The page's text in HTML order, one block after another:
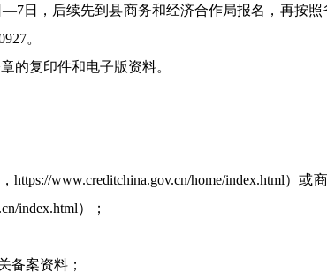
—7日，后续先到县商务和经济合作局报名，再按
。
的复印件和电子版资料。
www.creditchina.gov.cn/home/index.html）
index.html）；
备案资料；